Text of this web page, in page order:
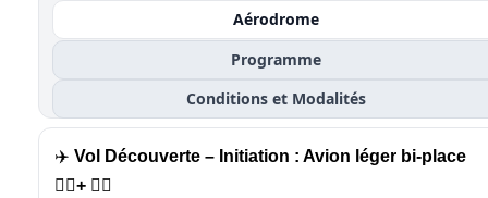
Aérodrome
Programme
Conditions et Modalités
✈️ Vol Découverte – Initiation : Avion léger bi-place
🙍‍♂️+ 🧑‍✈️